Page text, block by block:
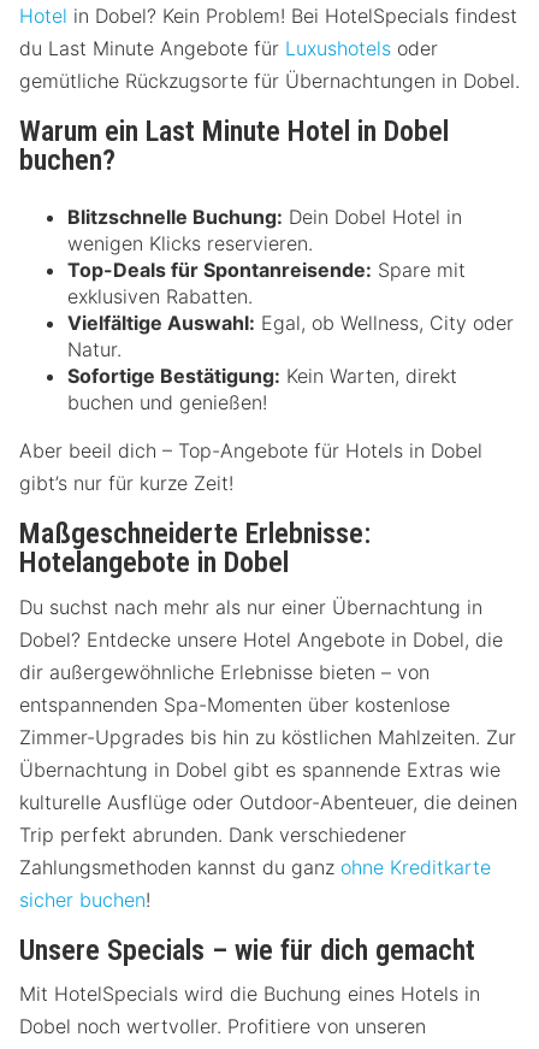
Hotel in Dobel? Kein Problem! Bei HotelSpecials findest
du Last Minute Angebote für Luxushotels oder
gemütliche Rückzugsorte für Übernachtungen in Dobel.
Warum ein Last Minute Hotel in Dobel
buchen?
Blitzschnelle Buchung: Dein Dobel Hotel in
wenigen Klicks reservieren.
Top-Deals für Spontanreisende: Spare mit
exklusiven Rabatten.
Vielfältige Auswahl: Egal, ob Wellness, City oder
Natur.
Sofortige Bestätigung: Kein Warten, direkt
buchen und genießen!
Aber beeil dich – Top-Angebote für Hotels in Dobel
gibt’s nur für kurze Zeit!
Maßgeschneiderte Erlebnisse:
Hotelangebote in Dobel
Du suchst nach mehr als nur einer Übernachtung in
Dobel? Entdecke unsere Hotel Angebote in Dobel, die
dir außergewöhnliche Erlebnisse bieten – von
entspannenden Spa-Momenten über kostenlose
Zimmer-Upgrades bis hin zu köstlichen Mahlzeiten. Zur
Übernachtung in Dobel gibt es spannende Extras wie
kulturelle Ausflüge oder Outdoor-Abenteuer, die deinen
Trip perfekt abrunden. Dank verschiedener
Zahlungsmethoden kannst du ganz ohne Kreditkarte
sicher buchen!
Unsere Specials – wie für dich gemacht
Mit HotelSpecials wird die Buchung eines Hotels in
Dobel noch wertvoller. Profitiere von unseren